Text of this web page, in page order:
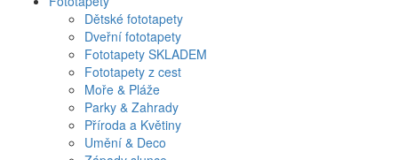
Dětské fototapety
Dveřní fototapety
Fototapety SKLADEM
Fototapety z cest
Moře & Pláže
Parky & Zahrady
Příroda a Květiny
Umění & Deco